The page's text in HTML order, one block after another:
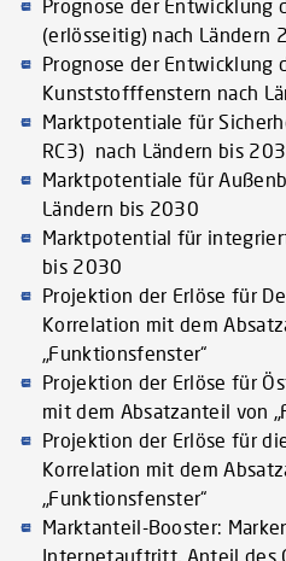
Prognose der Entwicklung
(erlösseitig) nach Ländern
Prognose der Entwicklung
Kunststofffenstern nach
Marktpotentiale für
RC3) nach Ländern bis
Marktpotentiale für
Ländern bis 2030
Marktpotential für
bis 2030
Projektion der Erlöse für
Korrelation mit dem
„Funktionsfenster“
Projektion der Erlöse für
mit dem Absatzanteil von
Projektion der Erlöse für
Korrelation mit dem
„Funktionsfenster“
Marktanteil-Booster:
Internetauftritt, Anteil des